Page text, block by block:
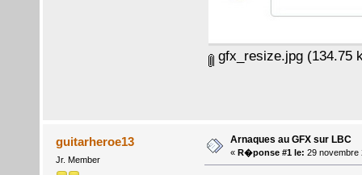
gfx_resize.jpg(134.75
guitarheroe13
Jr. Member
Arnaques au GFX sur LBC
« R�ponse #1 le: 29 novembre